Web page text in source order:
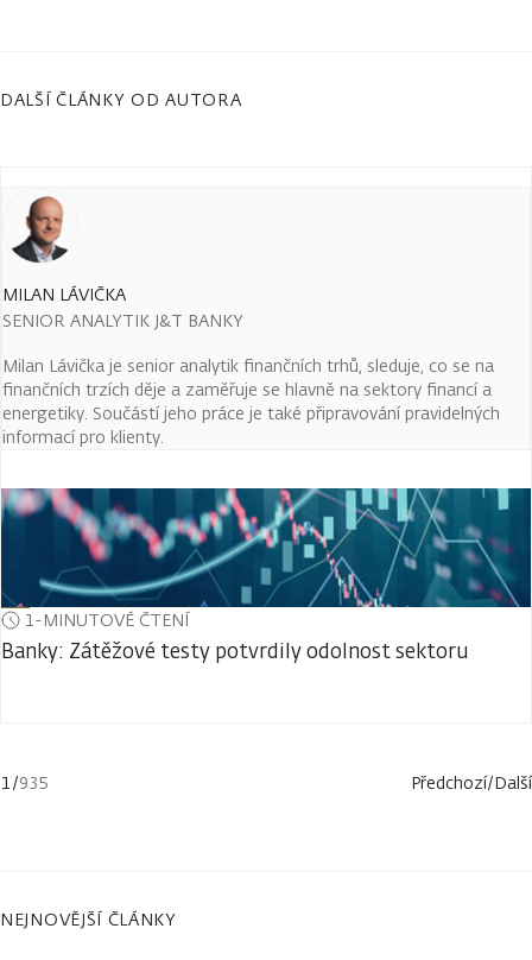
DALŠÍ ČLÁNKY OD AUTORA
MILAN LÁVIČKA
SENIOR ANALYTIK J&T BANKY
Milan Lávička je senior analytik finančních trhů, sleduje, co se na
finančních trzích děje a zaměřuje se hlavně na sektory financí a
energetiky. Součástí jeho práce je také připravování pravidelných
informací pro klienty.
1-MINUTOVÉ ČTENÍ
Banky: Zátěžové testy potvrdily odolnost sektoru
1/935 Předchozí/Další
NEJNOVĚJŠÍ ČLÁNKY